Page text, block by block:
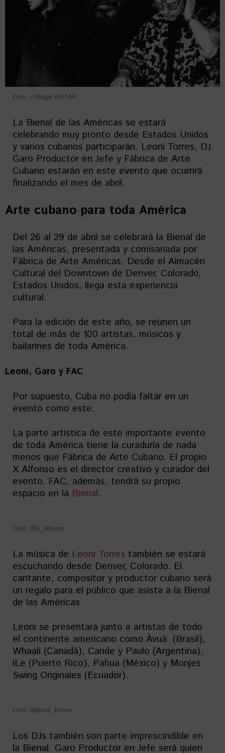
Foto: collage VISTAR.
La Bienal de las Américas se estará
celebrando muy pronto desde Estados Unidos
y varios cubanos participarán. Leoni Torres, DJ
Garo Productor en Jefe y Fábrica de Arte
Cubano estarán en este evento que ocurrirá
finalizando el mes de abril.
Arte cubano para toda América
Del 26 al 29 de abril se celebrará la Bienal de
las Américas, presentada y comisariada por
Fábrica de Arte Américas. Desde el Almacén
Cultural del Downtown de Denver, Colorado,
Estados Unidos, llega esta experiencia
cultural.
Para la edición de este año, se reúnen un
total de más de 100 artistas, músicos y
bailarines de toda América.
Leoni, Garo y FAC
Por supuesto, Cuba no podía faltar en un
evento como este.
La parte artística de este importante evento
de toda América tiene la curaduría de nada
menos que Fábrica de Arte Cubano. El propio
X Alfonso es el director creativo y curador del
evento. FAC, además, tendrá su propio
espacio en la Bienal.
Foto: @x_alfonso
La música de Leoni Torres también se estará
escuchando desde Denver, Colorado. El
cantante, compositor y productor cubano será
un regalo para el público que asista a la Bienal
de las Américas.
Leoni se presentará junto a artistas de todo
el continente americano como Àvuà (Brasil),
Whaali (Canadá), Cande y Paulo (Argentina),
iLe (Puerto Rico), Pahua (México) y Monjes
Swing Originales (Ecuador).
Foto: @leoni_torres
Los DJs también son parte imprescindible en
la Bienal. Garo Productor en Jefe será quien